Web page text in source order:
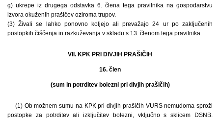
g) ukrepe iz drugega odstavka 6. člena tega pravilnika na gospodarstvu
izvora okuženih prašičev oziroma trupov.
(3) Živali se lahko ponovno koljejo ali prevažajo 24 ur po zaključenih
postopkih čiščenja in razkuževanja v skladu s 13. členom tega pravilnika.
VII. KPK PRI DIVJIH PRAŠIČIH
16. člen
(sum in potrditev bolezni pri divjih prašičih)
(1) Ob možnem sumu na KPK pri divjih prašičih VURS nemudoma sproži
postopke za potrditev ali izključitev bolezni, vključno s sklicem DSNB.